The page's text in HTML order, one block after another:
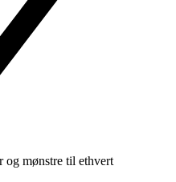
og mønstre til ethvert